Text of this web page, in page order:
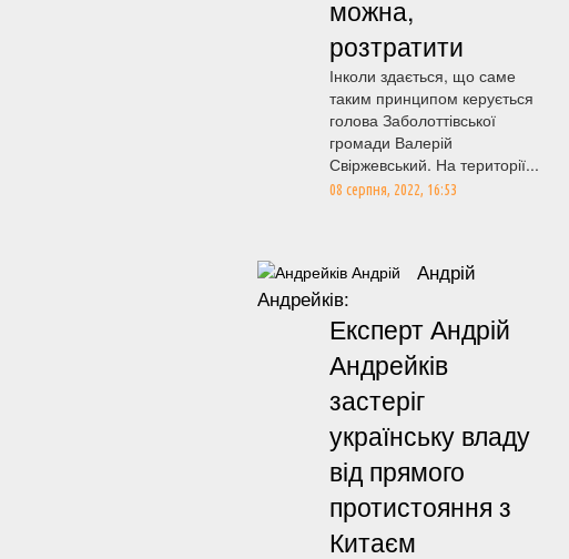
можна,
розтратити
Інколи здається, що саме
таким принципом керується
голова Заболоттівської
громади Валерій
Свіржевський. На території...
08 серпня, 2022, 16:53
Андрій
Андрейків:
Експерт Андрій
Андрейків
застеріг
українську владу
від прямого
протистояння з
Китаєм